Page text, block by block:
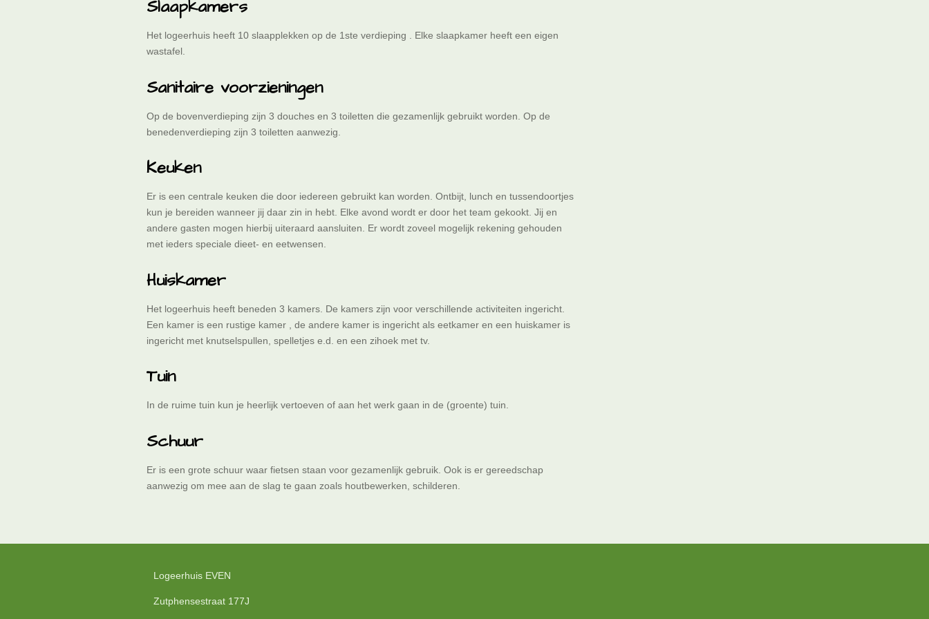
Slaapkamers
Het logeerhuis heeft 10 slaapplekken op de 1ste verdieping . Elke slaapkamer heeft een eigen
wastafel.
Sanitaire voorzieningen
Op de bovenverdieping zijn 3 douches en 3 toiletten die gezamenlijk gebruikt worden. Op de
benedenverdieping zijn 3 toiletten aanwezig.
Keuken
Er is een centrale keuken die door iedereen gebruikt kan worden. Ontbijt, lunch en tussendoortjes
kun je bereiden wanneer jij daar zin in hebt. Elke avond wordt er door het team gekookt. Jij en
andere gasten mogen hierbij uiteraard aansluiten. Er wordt zoveel mogelijk rekening gehouden
met ieders speciale dieet- en eetwensen.
Huiskamer
Het logeerhuis heeft beneden 3 kamers. De kamers zijn voor verschillende activiteiten ingericht.
Een kamer is een rustige kamer , de andere kamer is ingericht als eetkamer en een huiskamer is
ingericht met knutselspullen, spelletjes e.d. en een zihoek met tv.
Tuin
In de ruime tuin kun je heerlijk vertoeven of aan het werk gaan in de (groente) tuin.
Schuur
Er is een grote schuur waar fietsen staan voor gezamenlijk gebruik. Ook is er gereedschap
aanwezig om mee aan de slag te gaan zoals houtbewerken, schilderen.
Logeerhuis EVEN
Zutphensestraat 177J